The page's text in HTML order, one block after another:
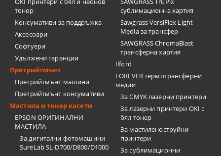
тонер
Консумативи за поддръжка
Аксесоари
Софтуери
Удължени гаранции
Претрийтмънт
Претрийтмънт машини
Претрийтмънт консумативи
Мастила и тонер касети
EPSON ОРИГИНАЛНИ
МАСТИЛА
За дигитални фотомашини
SureLab SL-D700/D800/D1000
сублимационна хартия
Sawgrass VersiFlex Light
Media за трансфер
SAWGRASS ChromaBlast
трансферна хартия
Ilford
FOREVER термотрансферни
медии
За CMYK лазерни принтери
За лазерни принтери OKI с
бял тонер
За мастиленоструйни
принтери
За сублимационни